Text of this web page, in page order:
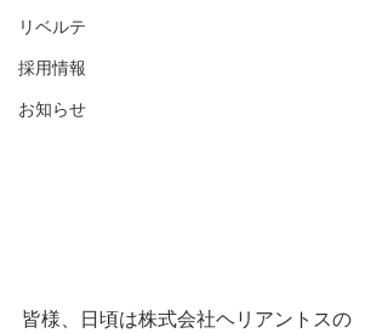
リベルテ
採用情報
お知らせ
皆様、日頃は株式会社ヘリアントスの